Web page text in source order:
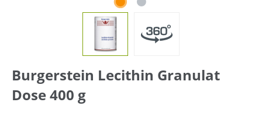
Burgerstein Lecithin Granulat
Dose 400 g